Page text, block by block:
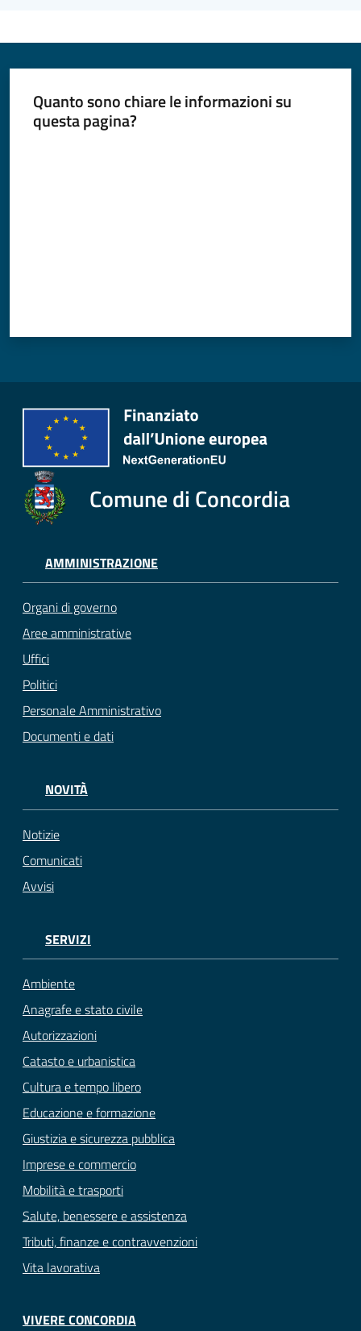
Quanto sono chiare le informazioni su
questa pagina?
Comune di Concordia
AMMINISTRAZIONE
Organi di governo
Aree amministrative
Uffici
Politici
Personale Amministrativo
Documenti e dati
NOVITÀ
Notizie
Comunicati
Avvisi
SERVIZI
Ambiente
Anagrafe e stato civile
Autorizzazioni
Catasto e urbanistica
Cultura e tempo libero
Educazione e formazione
Giustizia e sicurezza pubblica
Imprese e commercio
Mobilità e trasporti
Salute, benessere e assistenza
Tributi, finanze e contravvenzioni
Vita lavorativa
VIVERE CONCORDIA